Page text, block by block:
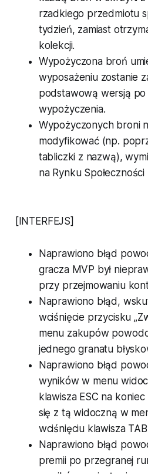
rzadkiego przedmiotu
tydzień, zamiast
kolekcji.
Wypożyczona broń
wyposażeniu zostanie
podstawową wersją po
wypożyczenia.
Wypożyczonych broni
modyfikować (np.
tabliczki z nazwą),
na Rynku Społeczności
[INTERFEJS]
Naprawiono błąd
gracza MVP był
przy przejmowaniu
Naprawiono błąd,
wciśnięcie przycisku
menu zakupów
jednego granatu
Naprawiono błąd
wyników w menu
klawisza ESC na
się z tą widoczną w
wciśnięciu klawisza
Naprawiono błąd
premii po przegranej